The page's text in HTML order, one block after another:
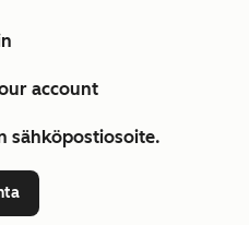
account
sähköpostiosoite.